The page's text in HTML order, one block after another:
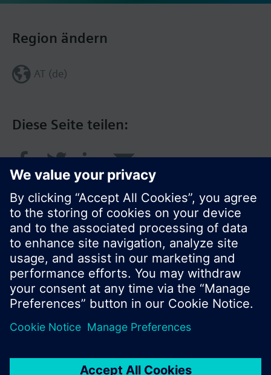
Diese Seite teilen:
Region ändern
AT (de)
© Siemens Schweiz AG 2016
Produktangebot und Preise können pro Land